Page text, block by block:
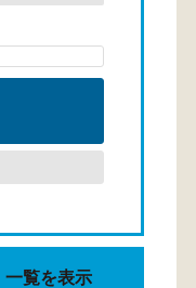
一覧を表示